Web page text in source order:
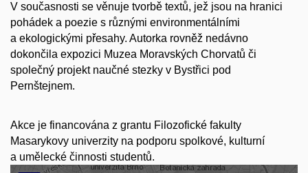
V současnosti se věnuje tvorbě textů, jež jsou na hranici
pohádek a poezie s různými environmentálními
a ekologickými přesahy. Autorka rovněž nedávno
dokončila expozici Muzea Moravských Chorvatů či
společný projekt naučné stezky v Bystřici pod
Pernštejnem.
Akce je financována z grantu Filozofické fakulty
Masarykovy univerzity na podporu spolkové, kulturní
a umělecké činnosti studentů.